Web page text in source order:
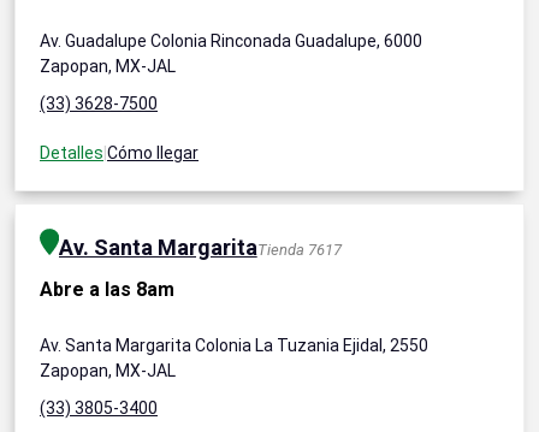
Av. Guadalupe Colonia Rinconada Guadalupe, 6000
Zapopan, MX-JAL
(33) 3628-7500
Detalles Cómo llegar
Av. Santa MargaritaTienda 7617
Abre a las 8am
Av. Santa Margarita Colonia La Tuzania Ejidal, 2550
Zapopan, MX-JAL
(33) 3805-3400